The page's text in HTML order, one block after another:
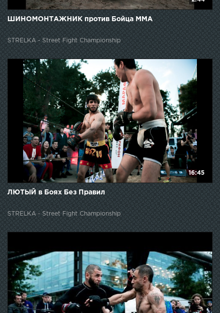
ШИНОМОНТАЖНИК против Бойца ММА
STRELKA - Street Fight Championship
16:45
ЛЮТЫЙ в Боях Без Правил
STRELKA - Street Fight Championship